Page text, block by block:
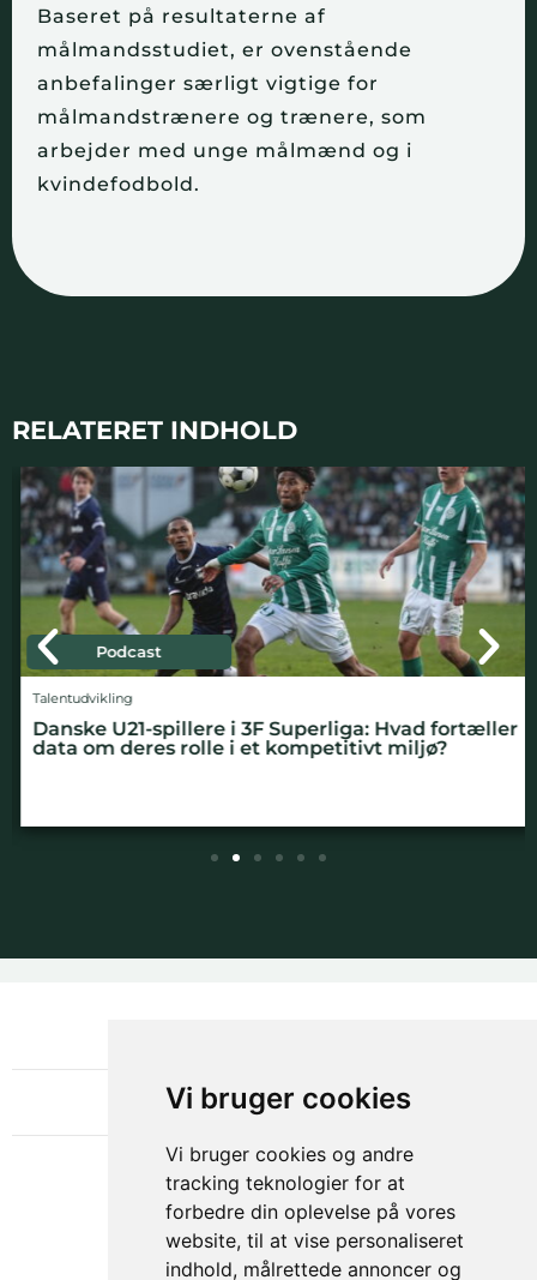
Vi bruger cookies
Vi bruger cookies og andre
tracking teknologier for at
forbedre din oplevelse på vores
website, til at vise personaliseret
indhold, målrettede annoncer og
Baseret på resultaterne af
målmandsstudiet, er ovenstående
anbefalinger særligt vigtige for
målmandstrænere og trænere, som
arbejder med unge målmænd og i
kvindefodbold.
RELATERET INDHOLD
Podcast
Talentudvikling
Danske U21-spillere i 3F Superliga: Hvad fortæller
data om deres rolle i et kompetitivt miljø?
OM GAMECHANGER